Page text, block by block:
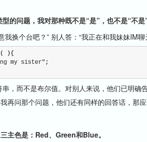
问题，我对那种既不是“是”，也不是“不是”
换个台吧？” 别人答：“我正在和我妹妹IM聊
my sister" ;
而不是布尔值。对别人来说，他们已明确
再问那个问题，他们还有同样的回答话，那
色是：Red、Green和Blue。